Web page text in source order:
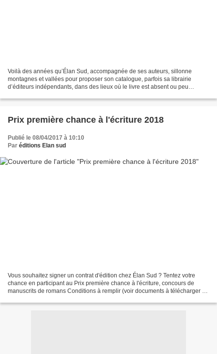
Voilà des années qu’Élan Sud, accompagnée de ses auteurs, sillonne
montagnes et vallées pour proposer son catalogue, parfois sa librairie
d’éditeurs indépendants, dans des lieux où le livre est absent ou peu
Prix première chance à l'écriture 2018
Publié le 08/04/2017 à 10:10
Par éditions Elan sud
Vous souhaitez signer un contrat d'édition chez Élan Sud ? Tentez votre
chance en participant au Prix première chance à l'écriture, concours de
manuscrits de romans Conditions à remplir (voir documents à télécharger en